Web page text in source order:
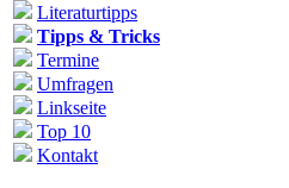
Literaturtipps
Tipps & Tricks
Termine
Umfragen
Linkseite
Top 10
Kontakt